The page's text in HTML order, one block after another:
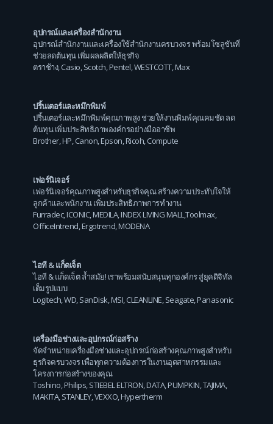
อุปกรณ์และเครื่องสำนักงาน
อุปกรณ์สำนักงานและเครื่องใช้สำนักงานครบวงจร พร้อมโซลูชันที่
ช่วยลดต้นทุน เพิ่มผลผลิตให้ธุรกิจ
ตราช้าง,Casio,Scotch,Pentel,WESTCOTT,Max
ปริ้นเตอร์และหมึกพิมพ์
ปริ้นเตอร์และหมึกพิมพ์คุณภาพสูง ช่วยให้งานพิมพ์คุณคมชัด ลด
ต้นทุน เพิ่มประสิทธิภาพองค์กรอย่างมืออาชีพ
Brother,HP,Canon,Epson,Ricoh,Compute
เฟอร์นิเจอร์
เฟอร์นิเจอร์คุณภาพสูงสำหรับธุรกิจคุณ สร้างความประทับใจให้
ลูกค้าและพนักงาน เพิ่มประสิทธิภาพการทำงาน
Furradec,ICONIC,MEDILA,INDEX LIVING MALL,Toolmax,
OfficeIntrend,Ergotrend,MODENA
ไอที & แก็ดเจ็ต
ไอที & แก็ดเจ็ต ล้ำสมัย! เราพร้อมสนับสนุนทุกองค์กร สู่ยุคดิจิทัล
เต็มรูปแบบ
Logitech,WD,SanDisk,MSI,CLEANLINE,Seagate,Panasonic
เครื่องมือช่างและอุปกรณ์ก่อสร้าง
จัดจำหน่ายเครื่องมือช่างและอุปกรณ์ก่อสร้างคุณภาพสูงสำหรับ
ธุรกิจครบวงจร เพื่อทุกความต้องการในงานอุตสาหกรรมและ
โครงการก่อสร้างของคุณ
Toshino,Philips,STIEBEL ELTRON,DATA,PUMPKIN,TAJIMA,
MAKITA,STANLEY,VEXXO,Hypertherm